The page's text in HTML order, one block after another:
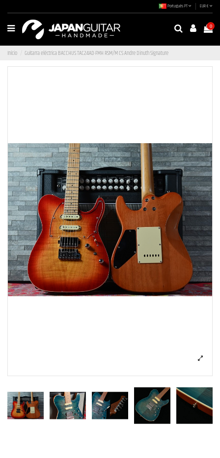
Português PT EUR €
0
Início Guitarra eléctrica BACCHUS TAC24AD-FMH RSM/M CS Andre Dinuth Signature